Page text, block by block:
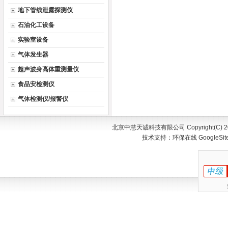
地下管线泄露探测仪
石油化工设备
实验室设备
气体发生器
超声波身高体重测量仪
食品安检测仪
气体检测仪/报警仪
北京中慧天诚科技有限公司
技术支持：环保在线